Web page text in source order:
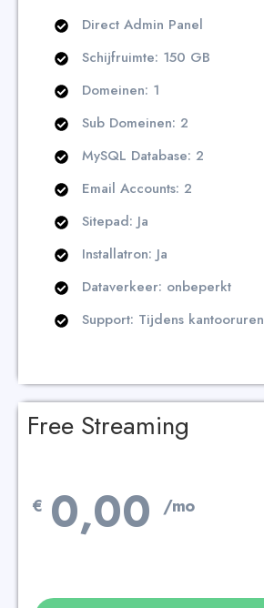
Direct Admin Panel
Schijfruimte: 150 GB
Domeinen: 1
Sub Domeinen: 2
MySQL Database: 2
Email Accounts: 2
Sitepad: Ja
Installatron: Ja
Dataverkeer: onbeperkt
Support: Tijdens kantooruren
Free Streaming
€ 0,00 /mo